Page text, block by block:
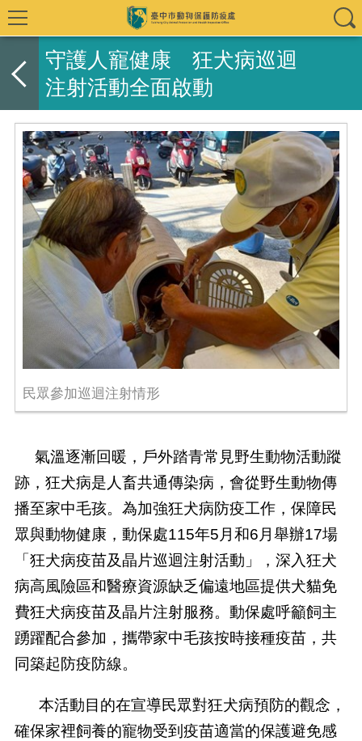
守護人寵健康 狂犬病巡迴
注射活動全面啟動
民眾參加巡迴注射情形
氣溫逐漸回暖，戶外踏青常見野生動物活動蹤
跡，狂犬病是人畜共通傳染病，會從野生動物傳
播至家中毛孩。為加強狂犬病防疫工作，保障民
眾與動物健康，動保處115年5 月和6 月舉辦17場
「狂犬病疫苗及晶片巡迴注射活動」，深入狂犬
病高風險區和醫療資源缺乏偏遠地區提供犬貓免
費狂犬病疫苗及晶片注射服務。動保處呼籲飼主
踴躍配合參加，攜帶家中毛孩按時接種疫苗，共
同築起防疫防線。
本活動目的在宣導民眾對狂犬病預防的觀念，
確保家裡飼養的寵物受到疫苗適當的保護避免感